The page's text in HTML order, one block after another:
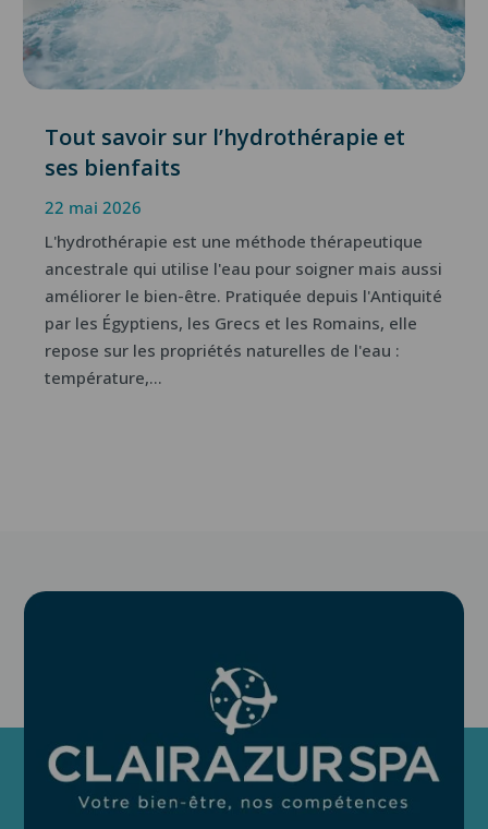
Tout savoir sur l’hydrothérapie et
ses bienfaits
22 mai 2026
L'hydrothérapie est une méthode thérapeutique
ancestrale qui utilise l'eau pour soigner mais aussi
améliorer le bien-être. Pratiquée depuis l'Antiquité
par les Égyptiens, les Grecs et les Romains, elle
repose sur les propriétés naturelles de l'eau :
température,...